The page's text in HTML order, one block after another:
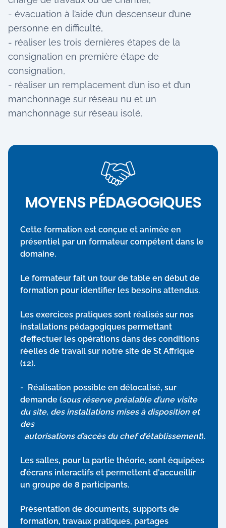
- évacuation à l’aide d’un descenseur d’une
personne en difficulté,
- réaliser les trois dernières étapes de la
consignation en première étape de
consignation,
- réaliser un remplacement d’un iso et d’un
manchonnage sur réseau nu et un
manchonnage sur réseau isolé.
MOYENS PÉDAGOGIQUES
Cette formation est conçue et animée en
présentiel par un formateur compétent dans le
domaine.
Le formateur fait un tour de table en début de
formation pour identifier les besoins attendus.
Les exercices pratiques sont réalisés sur nos
installations pédagogiques permettant
d’effectuer les opérations dans des conditions
réelles de travail sur notre site de St Affrique
(12).
- Réalisation possible en délocalisé, sur
demande (sous réserve préalable d’une visite
du site, des installations mises à disposition et
des
autorisations d’accès du chef d’établissement).
Les salles, pour la partie théorie, sont équipées
d’écrans interactifs et permettent d'accueillir
un groupe de 8 participants.
Présentation de documents, supports de
formation, travaux pratiques, partages